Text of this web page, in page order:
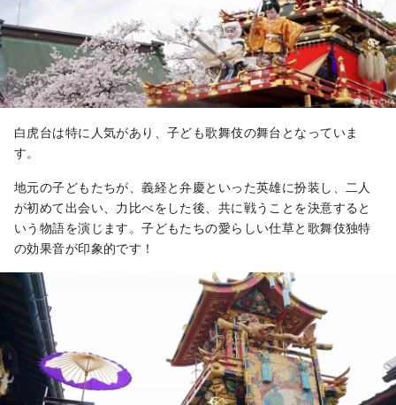
白虎台は特に人気があり、子ども歌舞伎の舞台となっていま
す。
地元の子どもたちが、義経と弁慶といった英雄に扮装し、二人
が初めて出会い、力比べをした後、共に戦うことを決意すると
いう物語を演じます。子どもたちの愛らしい仕草と歌舞伎独特
の効果音が印象的です！